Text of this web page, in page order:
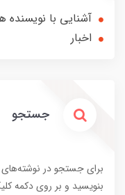
آشنایی با نویسنده
اخبار
جستجو
برای جستجو در
بنویسید و بر روی دکمه